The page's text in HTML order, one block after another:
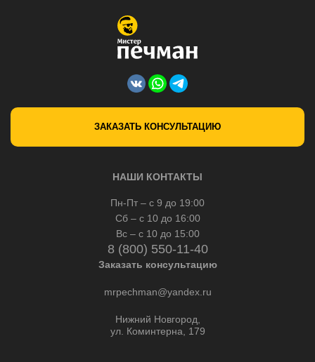
ЗАКАЗАТЬ КОНСУЛЬТАЦИЮ
НАШИ КОНТАКТЫ
Пн-Пт – с 9 до 19:00
Сб – с 10 до 16:00
Вс – с 10 до 15:00
8 (800) 550-11-40
Заказать консультацию
mrpechman@yandex.ru
Нижний Новгород,
ул. Коминтерна, 179